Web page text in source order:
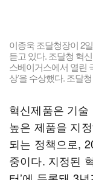
이종욱 조달청장이 2
듣고 있다. 조달청 혁
스베이거스에서 열린
상’을 수상했다. 조달
혁신제품은 기
높은 제품을 지
되는 정책으로,
중이다. 지정된